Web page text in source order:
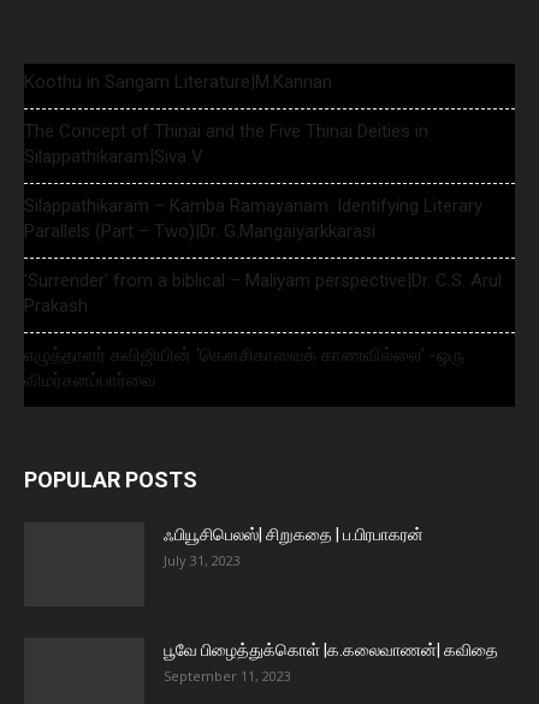
Koothu in Sangam Literature|M.Kannan
The Concept of Thinai and the Five Thinai Deities in
Silappathikaram|Siva V
Silappathikaram – Kamba Ramayanam: Identifying Literary
Parallels (Part – Two)|Dr. G.Mangaiyarkkarasi
‘Surrender’ from a biblical – Maliyam perspective|Dr. C.S. Arul
Prakash
எழுத்தாளர் கவிஜியின் ‘கௌசிகாவைக் காணவில்லை’ -ஒரு
விமர்சனப்பார்வை
POPULAR POSTS
ஃபியூசிபெலஸ்| சிறுகதை | ப.பிரபாகரன்
July 31, 2023
பூவே பிழைத்துக்கொள் |க.கலைவாணன்| கவிதை
September 11, 2023